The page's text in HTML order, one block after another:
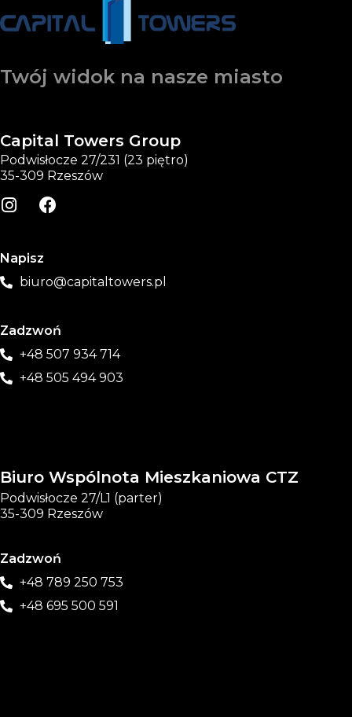
Twój widok na nasze miasto
Capital Towers Group
Podwisłocze 27/231 (23 piętro)
35-309 Rzeszów
Napisz
biuro@capitaltowers.pl
Zadzwoń
+48 507 934 714
+48 505 494 903
Biuro Wspólnota Mieszkaniowa CTZ
Podwisłocze 27/L1 (parter)
35-309 Rzeszów
Zadzwoń
+48 789 250 753
+48 695 500 591